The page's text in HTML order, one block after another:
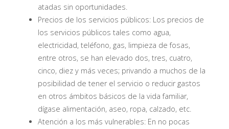
atadas sin oportunidades.
Precios de los servicios públicos: Los precios de
los servicios públicos tales como agua,
electricidad, teléfono, gas, limpieza de fosas,
entre otros, se han elevado dos, tres, cuatro,
cinco, diez y más veces; privando a muchos de la
posibilidad de tener el servicio o reducir gastos
en otros ámbitos básicos de la vida familiar,
dígase alimentación, aseo, ropa, calzado, etc.
Atención a los más vulnerables: En no pocas